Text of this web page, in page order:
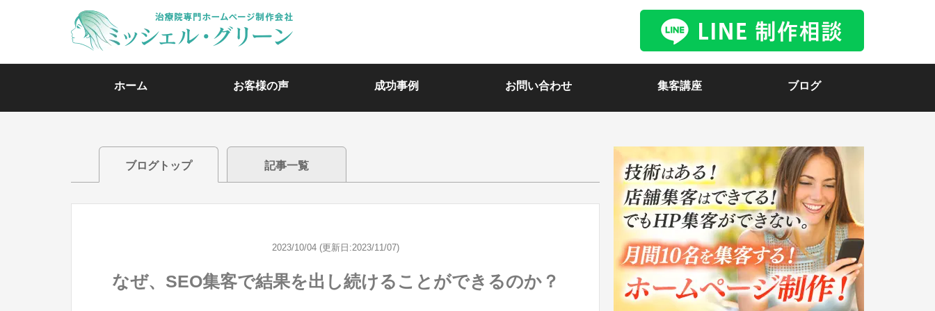
ホーム お客様の声 成功事例 お問い合わせ 集客講座 ブログ
ブログトップ 記事一覧
2023/10/04 (更新日:2023/11/07)
なぜ、SEO集客で結果を出し続けることができるのか？